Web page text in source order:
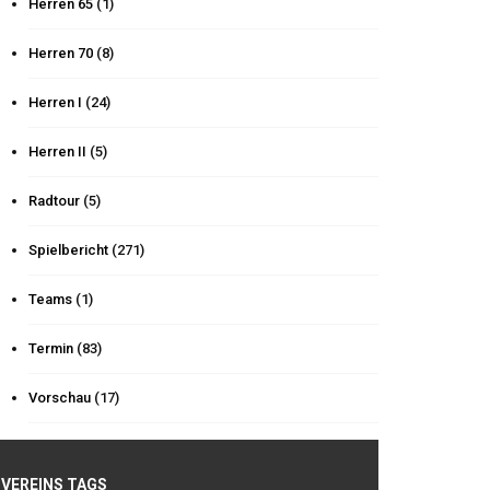
Herren 65 (1)
Herren 70 (8)
Herren I (24)
Herren II (5)
Radtour (5)
Spielbericht (271)
Teams (1)
Termin (83)
Vorschau (17)
VEREINS TAGS